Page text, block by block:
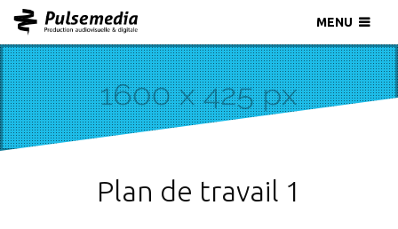
MENU
Plan de travail 1